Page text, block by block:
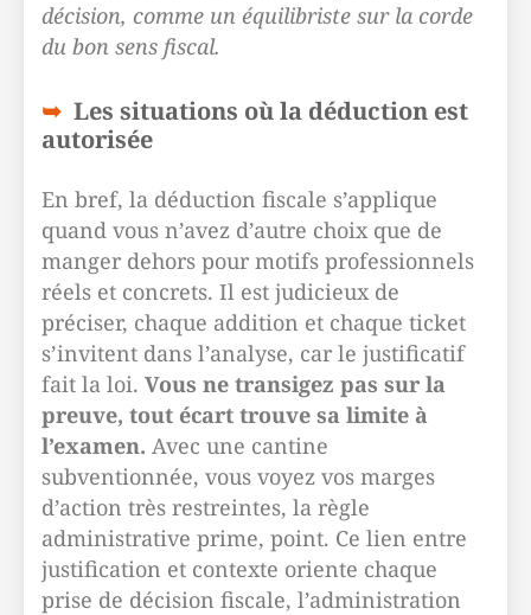
décision, comme un équilibriste sur la corde
du bon sens fiscal.
Les situations où la déduction est
autorisée
En bref, la déduction fiscale s’applique
quand vous n’avez d’autre choix que de
manger dehors pour motifs professionnels
réels et concrets. Il est judicieux de
préciser, chaque addition et chaque ticket
s’invitent dans l’analyse, car le justificatif
fait la loi. Vous ne transigez pas sur la
preuve, tout écart trouve sa limite à
l’examen. Avec une cantine
subventionnée, vous voyez vos marges
d’action très restreintes, la règle
administrative prime, point. Ce lien entre
justification et contexte oriente chaque
prise de décision fiscale, l’administration